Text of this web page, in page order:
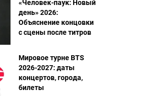
«Человек-паук: Новый
день» 2026:
Объяснение концовки
с сцены после титров
Мировое турне BTS
2026-2027: даты
концертов, города,
билеты